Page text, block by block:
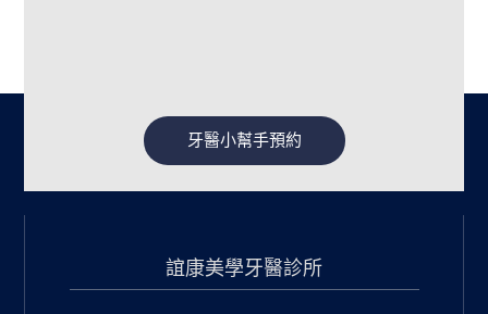
牙醫小幫手預約
誼康美學牙醫診所